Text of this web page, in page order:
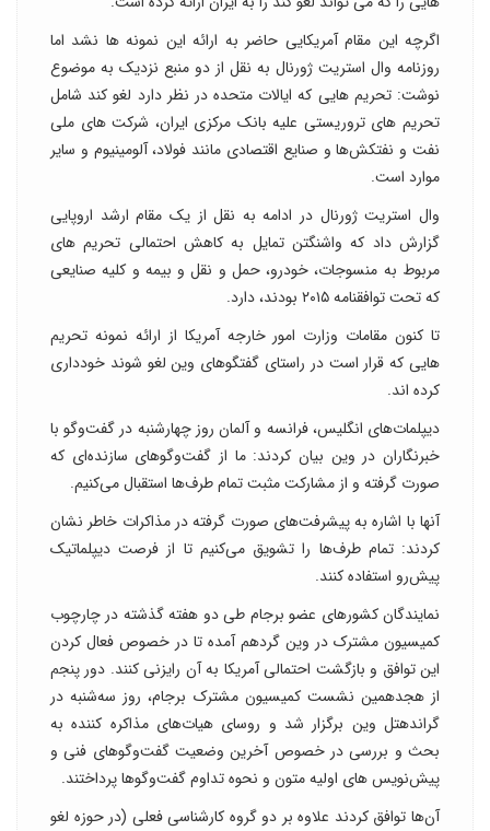
اگرچه این مقام آمریکایی حاضر به ارائه این نمونه ها نشد اما
روزنامه وال استریت ژورنال به نقل از دو منبع نزدیک به موضوع
نوشت: تحریم هایی که ایالات متحده در نظر دارد لغو کند شامل
تحریم های تروریستی علیه بانک مرکزی ایران، شرکت های ملی
نفت و نفتکش‌ها و صنایع اقتصادی مانند فولاد، آلومینیوم و سایر
موارد است.
وال استریت ژورنال در ادامه به نقل از یک مقام ارشد اروپایی
گزارش داد که واشنگتن تمایل به کاهش احتمالی تحریم های
مربوط به منسوجات، خودرو، حمل و نقل و بیمه و کلیه صنایعی
که تحت توافقنامه ۲۰۱۵ بودند، دارد.
تا کنون مقامات وزارت امور خارجه آمریکا از ارائه نمونه تحریم
هایی که قرار است در راستای گفتگوهای وین لغو شوند خودداری
کرده اند.
دیپلمات‌های انگلیس، فرانسه و آلمان روز چهارشنبه در گفت‌وگو با
خبرنگاران در وین بیان کردند: ما از گفت‌وگوهای سازنده‌ای که
صورت گرفته و از مشارکت مثبت تمام طرف‌ها استقبال می‌کنیم.
آنها با اشاره به پیشرفت‌های صورت گرفته در مذاکرات خاطر نشان
کردند: تمام طرف‌ها را تشویق می‌کنیم تا از فرصت دیپلماتیک
پیش‌رو استفاده کنند.
نمایندگان کشورهای عضو برجام طی دو هفته گذشته در چارچوب
کمیسیون مشترک در وین گردهم آمده تا در خصوص فعال کردن
این توافق و بازگشت احتمالی آمریکا به آن رایزنی کنند. دور پنجم
از هجدهمین نشست کمیسیون مشترک برجام، روز سه‌شنبه در
گراندهتل وین برگزار شد و روسای هیات‌های مذاکره کننده به
بحث و بررسی در خصوص آخرین وضعیت گفت‌وگوهای فنی و
پیش‌نویس های اولیه متون و نحوه تداوم گفت‌وگوها پرداختند.
آن‌ها توافق کردند علاوه بر دو گروه کارشناسی فعلی (در حوزه لغو